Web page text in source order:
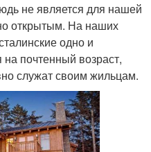
не является для нашей
открытым. На наших
одно и
почтенный возраст,
служат своим жильцам.